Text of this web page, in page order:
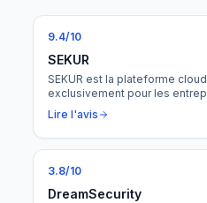
9.4/10
SEKUR
SEKUR est la plateforme
exclusivement pour les
de gardiennage. Du planning
la facturation, SEKUR
valeur dans un seul outil —
courante électronique et un
Lire l'avis
3.8/10
DreamSecurity